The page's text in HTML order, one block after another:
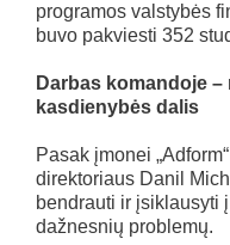
programos valstybės
buvo pakviesti 352
Darbas komandoje
kasdienybės dalis
Pasak įmonei
direktoriaus Danil
bendrauti ir įsiklausyti
dažnesnių problemų.